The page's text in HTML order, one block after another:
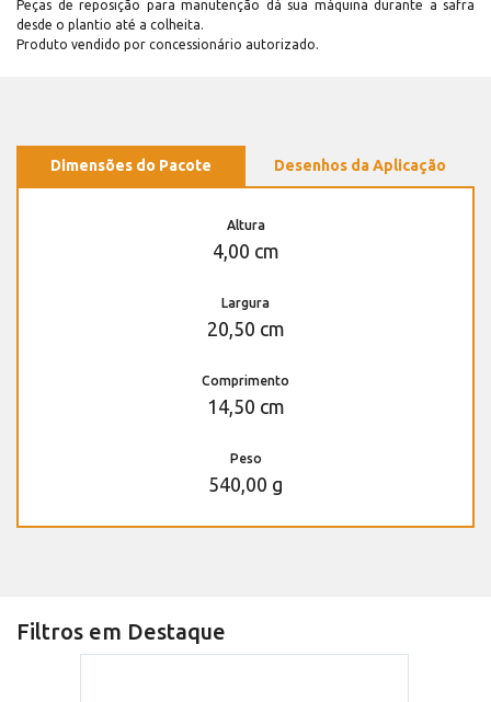
Peças de reposição para manutenção dá sua máquina durante a safra
desde o plantio até a colheita.
Produto vendido por concessionário autorizado.
Dimensões do Pacote Desenhos da Aplicação
Altura
4,00 cm
Largura
20,50 cm
Comprimento
14,50 cm
Peso
540,00 g
Filtros em Destaque